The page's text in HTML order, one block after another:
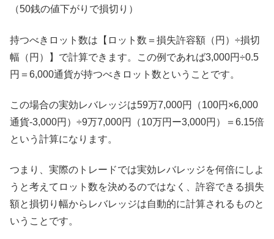
（50銭の値下がりで損切り）
持つべきロット数は【ロット数＝損失許容額（円）÷損切
幅（円）】で計算できます。この例であれば3,000円÷0.5
円＝6,000通貨が持つべきロット数ということです。
この場合の実効レバレッジは59万7,000円（100円×6,000
通貨-3,000円）÷9万7,000円（10万円ー3,000円）＝6.15倍
という計算になります。
つまり、実際のトレードでは実効レバレッジを何倍にしよ
うと考えてロット数を決めるのではなく、許容できる損失
額と損切り幅からレバレッジは自動的に計算されるものと
いうことです。